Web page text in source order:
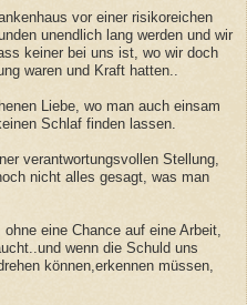
vor einer risikoreichen
unendlich lang werden und wir
keiner bei uns ist, wo wir doch
waren und Kraft hatten..
Liebe, wo man auch einsam
Schlaf finden lassen.
verantwortungsvollen Stellung,
nicht alles gesagt, was man
eine Chance auf eine Arbeit,
wenn die Schuld uns
können,erkennen müssen,